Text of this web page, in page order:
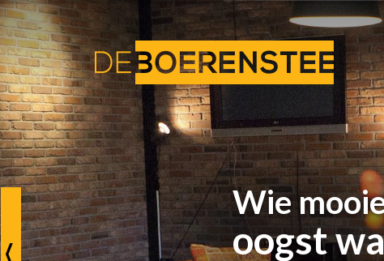
Wie
oogst